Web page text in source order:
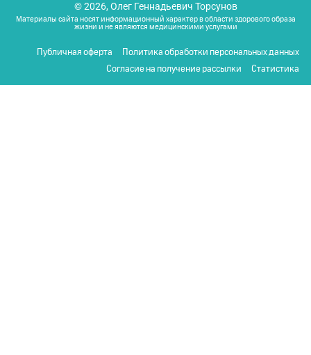
© 2026, Олег Геннадьевич Торсунов
Материалы сайта носят информационный характер в области здорового образа
жизни и не являются медицинскими услугами
Публичная оферта
Политика обработки персональных данных
Согласие на получение рассылки
Статистика